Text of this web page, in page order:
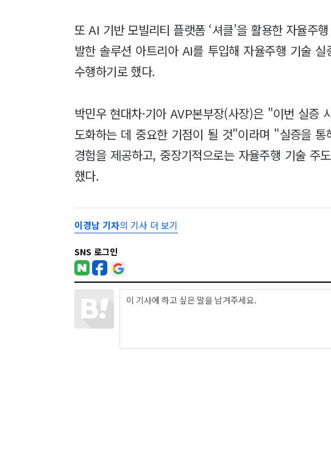
또 AI 기반 모빌리티 플랫폼 ‘셔클’을 활용한 자율주
발한 솔루션 아트리아 AI를 투입해 자율주행 기술
수행하기로 했다.
박민우 현대차·기아 AVP본부장(사장)은 "이번 실증
도화하는 데 중요한 기점이 될 것"이라며 "실증을
경험을 제공하고, 중장기적으로는 자율주행 기술 주
했다.
이경남 기자의 기사 더 보기
SNS 로그인